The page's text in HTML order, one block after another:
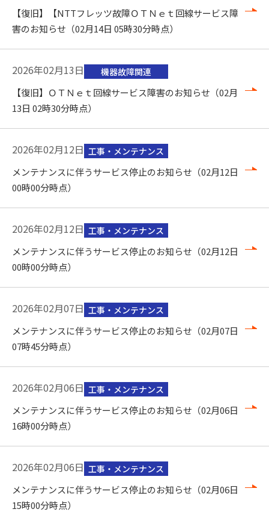
【復旧】【NTTフレッツ故障ＯＴＮｅｔ回線サービス障
害のお知らせ（02月14日 05時30分時点）
2026年02月13日 機器故障関連
【復旧】ＯＴＮｅｔ回線サービス障害のお知らせ（02月
13日 02時30分時点）
2026年02月12日 工事・メンテナンス
メンテナンスに伴うサービス停止のお知らせ（02月12日
00時00分時点）
2026年02月12日 工事・メンテナンス
メンテナンスに伴うサービス停止のお知らせ（02月12日
00時00分時点）
2026年02月07日 工事・メンテナンス
メンテナンスに伴うサービス停止のお知らせ（02月07日
07時45分時点）
2026年02月06日 工事・メンテナンス
メンテナンスに伴うサービス停止のお知らせ（02月06日
16時00分時点）
2026年02月06日 工事・メンテナンス
メンテナンスに伴うサービス停止のお知らせ（02月06日
15時00分時点）